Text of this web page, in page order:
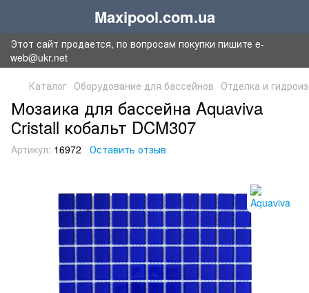
Maxipool.com.ua
Этот сайт продается, по вопросам покупки пишите e-
web@ukr.net
Каталог Оборудование для бассейнов Отделка и
Мозаика для бассейна Aquaviva
Сristall кобальт DCM307
Артикул: 16972 Оставить отзыв